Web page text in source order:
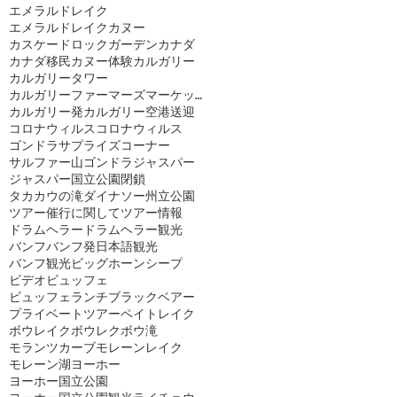
エメラルドレイク
エメラルドレイクカヌー
カスケードロックガーデンカナダ
カナダ移民カヌー体験カルガリー
カルガリータワー
カルガリーファーマーズマーケット
カルガリー発カルガリー空港送迎
コロナウィルス コロナウィルス
ゴンドラサプライズコーナー
サルファー山ゴンドラジャスパー
ジャスパー国立公園閉鎖
タカカウの滝ダイナソー州立公園
ツアー催行に関してツアー情報
ドラムヘラー ドラムヘラー観光
バンフバンフ発日本語観光
バンフ観光ビッグホーンシープ
ビデオビュッフェ
ビュッフェランチブラックベアー
プライベートツアーペイトレイク
ボウレイクボウレクボウ滝
モランツカーブモレーンレイク
モレーン湖ヨーホー
ヨーホー国立公園